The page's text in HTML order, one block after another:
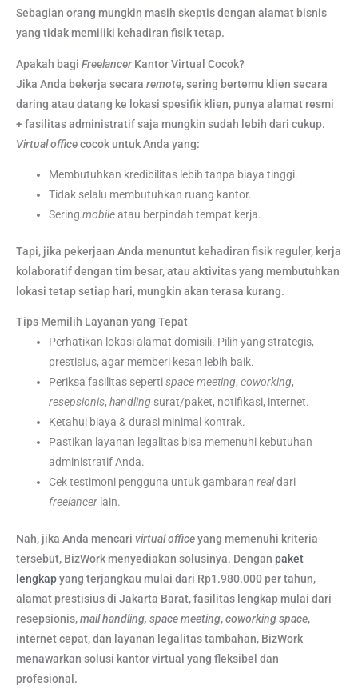
Sebagian orang mungkin masih skeptis dengan alamat bisnis
yang tidak memiliki kehadiran fisik tetap.
Apakah bagi Freelancer Kantor Virtual Cocok?
Jika Anda bekerja secara remote, sering bertemu klien secara
daring atau datang ke lokasi spesifik klien, punya alamat resmi
+ fasilitas administratif saja mungkin sudah lebih dari cukup.
Virtual officecocok untuk Anda yang:
Membutuhkan kredibilitas lebih tanpa biaya tinggi.
Tidak selalu membutuhkan ruang kantor.
Seringmobileatau berpindah tempat kerja.
Tapi, jika pekerjaan Anda menuntut kehadiran fisik reguler, kerja
kolaboratif dengan tim besar, atau aktivitas yang membutuhkan
lokasi tetap setiap hari, mungkin akan terasa kurang.
Tips Memilih Layanan yang Tepat
Perhatikan lokasi alamat domisili. Pilih yang strategis,
prestisius, agar memberi kesan lebih baik.
Periksa fasilitas sepertispacemeeting,coworking,
resepsionis,handling surat/paket, notifikasi, internet.
Ketahui biaya & durasi minimal kontrak.
Pastikan layanan legalitas bisa memenuhi kebutuhan
administratif Anda.
Cek testimoni pengguna untuk gambaranrealdari
freelancer lain.
Nah, jika Anda mencari virtual officeyang memenuhi kriteria
tersebut, BizWork menyediakan solusinya. Dengan paket
lengkapyang terjangkau mulai dari Rp1.980.000 per tahun,
alamat prestisius di Jakarta Barat, fasilitas lengkap mulai dari
resepsionis,mail handling, space meeting,coworking space,
internet cepat, dan layanan legalitas tambahan, BizWork
menawarkan solusi kantor virtual yang fleksibel dan
profesional.